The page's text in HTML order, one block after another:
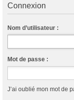
Connexion
Nom d’utilisateur :
Mot de passe :
J’ai oublié mon mot de